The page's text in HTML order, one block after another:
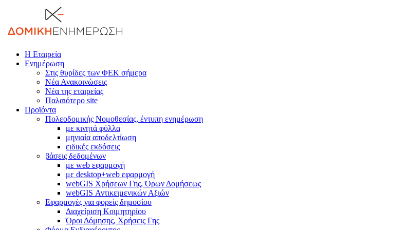
Η Εταιρεία
Ενημέρωση
Στις θυρίδες των ΦΕΚ σήμερα
Νέα Ανακοινώσεις
Νέα της εταιρείας
Παλαιότερο site
Προϊόντα
Πολεοδομικής Νομοθεσίας, έντυπη ενημέρωση
με κινητά φύλλα
μηνιαία αποδελτίωση
ειδικές εκδόσεις
βάσεις δεδομένων
με web εφαρμογή
με desktop+web εφαρμογή
webGIS Χρήσεων Γης, Όρων Δομήσεως
webGIS Αντικειμενικών Αξιών
Εφαρμογές για φορείς δημοσίου
Διαχείριση Κοιμητηρίου
Όροι Δόμησης, Χρήσεις Γης